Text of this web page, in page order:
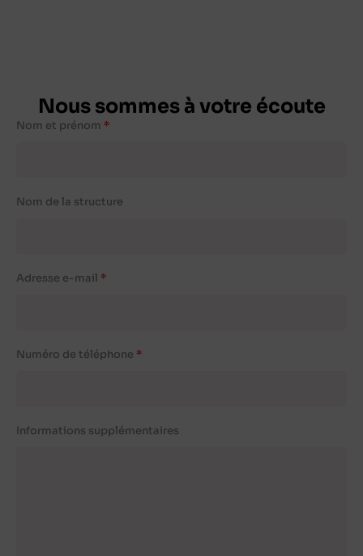
Nous sommes à votre écoute
Nom et prénom
Nom de la structure
Adresse e-mail
Numéro de téléphone
Informations supplémentaires